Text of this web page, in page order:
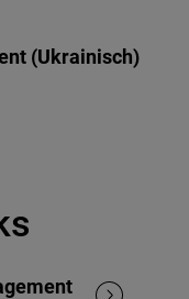
(Ukrainisch)